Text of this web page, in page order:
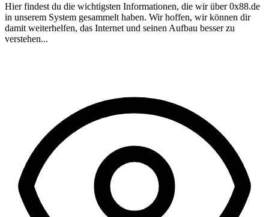
Hier findest du die wichtigsten Informationen, die wir über0x88.de
in unserem System gesammelt haben. Wir hoffen, wir können dir
damit weiterhelfen, das Internet und seinen Aufbau besser zu
verstehen...